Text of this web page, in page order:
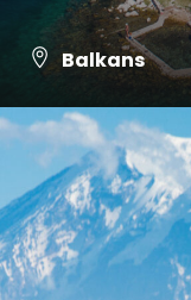
Balkans
VIEW ALL TOURS